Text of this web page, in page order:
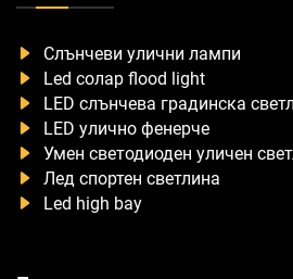
Слънчеви улични лампи
Led солар flood light
LED слънчева градинска
LED улично фенерче
Умен светодиоден уличен
Лед спортен светлина
Led high bay